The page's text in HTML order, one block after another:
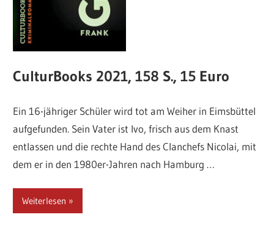
CulturBooks 2021, 158 S., 15 Euro
Ein 16-jähriger Schüler wird tot am Weiher in Eimsbüttel
aufgefunden. Sein Vater ist Ivo, frisch aus dem Knast
entlassen und die rechte Hand des Clanchefs Nicolai, mit
dem er in den 1980er-Jahren nach Hamburg …
Weiterlesen